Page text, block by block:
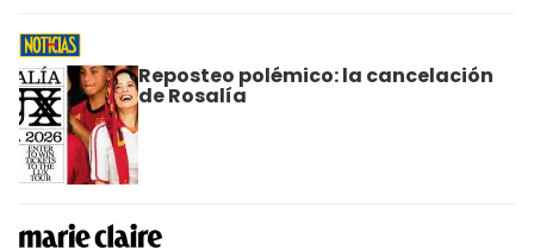
Reposteo polémico: la cancelación
de Rosalía